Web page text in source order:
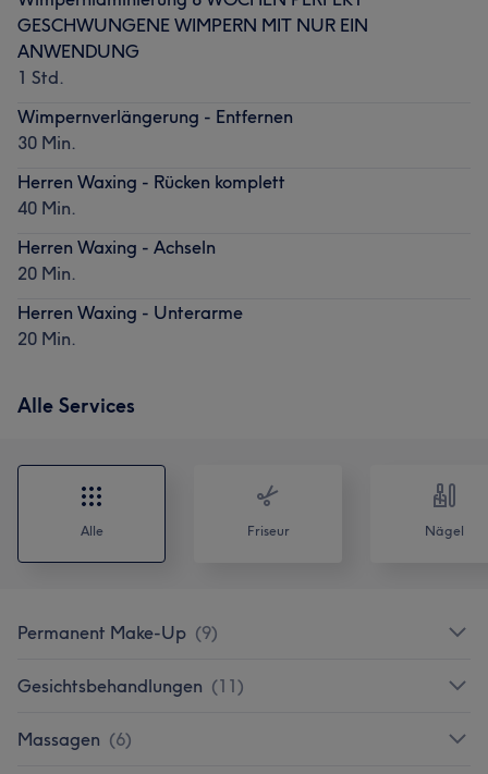
GESCHWUNGENE WIMPERN MIT NUR EIN
ANWENDUNG
1 Std.
Wimpernverlängerung - Entfernen
30 Min.
Herren Waxing - Rücken komplett
40 Min.
Herren Waxing - Achseln
20 Min.
Herren Waxing - Unterarme
20 Min.
Alle Services
Alle Friseur Nägel
Permanent Make-Up (9)
Gesichtsbehandlungen (11)
Massagen (6)